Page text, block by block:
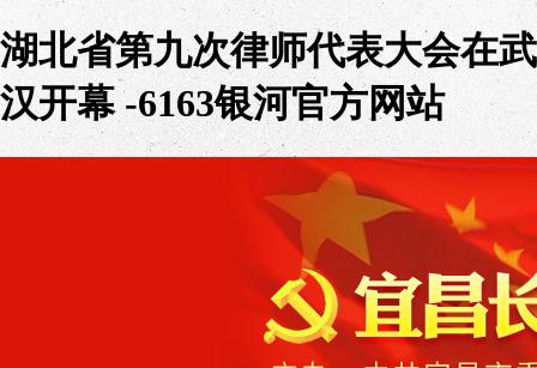
湖北省第九次律师代表大会在武
汉开幕 -6163银河官方网站